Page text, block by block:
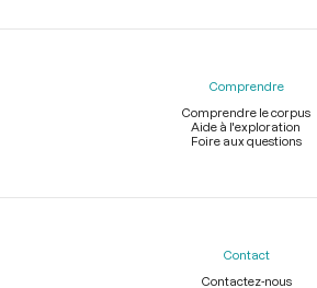
Comprendre
Comprendre le corpus
Aide à l'exploration
Foire aux questions
Contact
Contactez-nous